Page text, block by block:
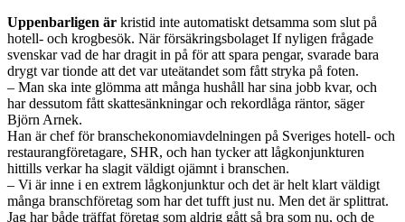
Uppenbarligen är kristid inte automatiskt detsamma som slut på
hotell- och krogbesök. När försäkringsbolaget If nyligen frågade
svenskar vad de har dragit in på för att spara pengar, svarade bara
drygt var tionde att det var uteätandet som fått stryka på foten.
– Man ska inte glömma att många hushåll har sina jobb kvar, och
har dessutom fått skattesänkningar och rekordlåga räntor, säger
Björn Arnek.
Han är chef för branschekonomi­avdelningen på Sveriges hotell- och
­restaurangföretagare, SHR, och han tycker att lågkonjunkturen
hittills verkar ha slagit väldigt ojämnt i branschen.
– Vi är inne i en extrem lågkonjunktur och det är helt klart väldigt
många branschföretag som har det tufft just nu. Men det är splittrat.
Jag har både träffat företag som aldrig gått så bra som nu, och de